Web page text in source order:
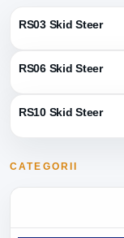
CATEGORII
RS03 Skid Steer
RS06 Skid Steer
RS10 Skid Steer